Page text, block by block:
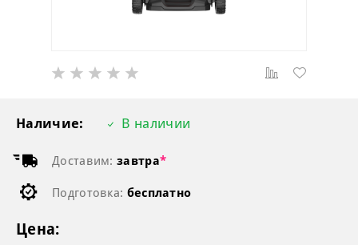
Наличие: В наличии
Доставим: завтра*
Подготовка: бесплатно
Цена: